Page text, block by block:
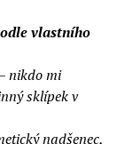
vlastního
nikdo mi
sklípek v
nadšenec,